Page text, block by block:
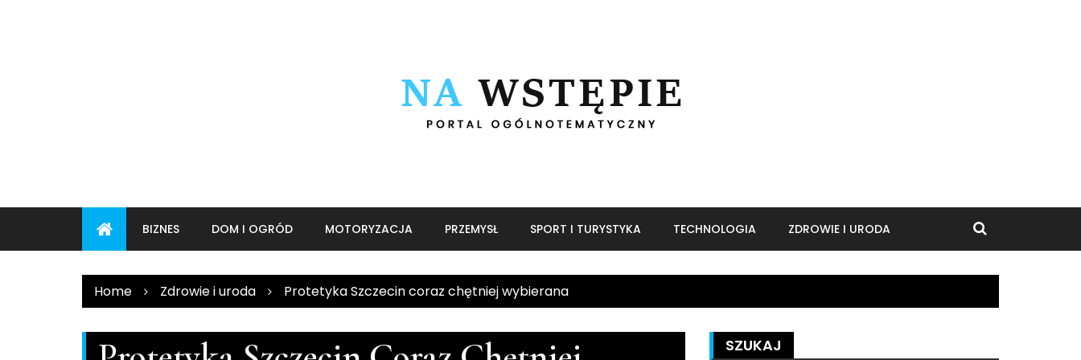
BIZNES DOM I OGRÓD MOTORYZACJA PRZEMYSŁ SPORT I TURYSTYKA TECHNOLOGIA ZDROWIE I URODA
Home Zdrowie i uroda Protetyka Szczecin coraz chętniej wybierana
SZUKAJ